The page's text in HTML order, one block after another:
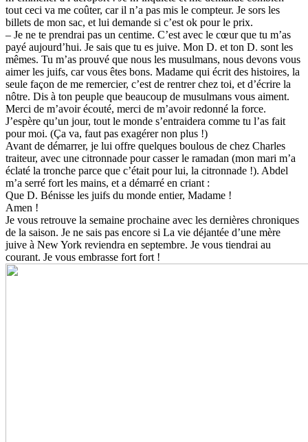
tout ceci va me coûter, car il n’a pas mis le compteur. Je sors les
billets de mon sac, et lui demande si c’est ok pour le prix.
– Je ne te prendrai pas un centime. C’est avec le cœur que tu m’as
payé aujourd’hui. Je sais que tu es juive. Mon D. et ton D. sont les
mêmes. Tu m’as prouvé que nous les musulmans, nous devons vous
aimer les juifs, car vous êtes bons. Madame qui écrit des histoires, la
seule façon de me remercier, c’est de rentrer chez toi, et d’écrire la
nôtre. Dis à ton peuple que beaucoup de musulmans vous aiment.
Merci de m’avoir écouté, merci de m’avoir redonné la force.
J’espère qu’un jour, tout le monde s’entraidera comme tu l’as fait
pour moi. (Ça va, faut pas exagérer non plus !)
Avant de démarrer, je lui offre quelques boulous de chez Charles
traiteur, avec une citronnade pour casser le ramadan (mon mari m’a
éclaté la tronche parce que c’était pour lui, la citronnade !). Abdel
m’a serré fort les mains, et a démarré en criant :
Que D. Bénisse les juifs du monde entier, Madame !
Amen !
Je vous retrouve la semaine prochaine avec les dernières chroniques
de la saison. Je ne sais pas encore si La vie déjantée d’une mère
juive à New York reviendra en septembre. Je vous tiendrai au
courant. Je vous embrasse fort fort !